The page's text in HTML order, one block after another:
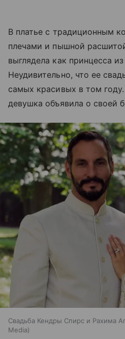
В платье с традиционным
плечами и пышной
выглядела как принцесса
Неудивительно, что ее
самых красивых в том
девушка объявила о своей
Свадьба Кендры Спирс и Рахима
Media